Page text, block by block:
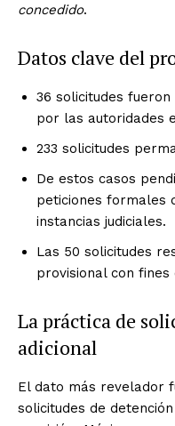
concedido.
Datos clave del
36 solicitudes
por las autoridades
233 solicitudes
De estos casos
peticiones formales
instancias judiciales.
Las 50 solicitudes
provisional con fines
La práctica de
adicional
El dato más revelador
solicitudes de